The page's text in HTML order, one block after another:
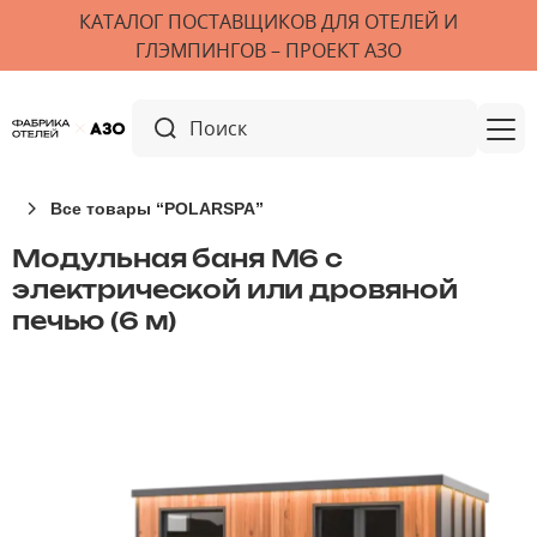
КАТАЛОГ ПОСТАВЩИКОВ ДЛЯ ОТЕЛЕЙ И
ГЛЭМПИНГОВ – ПРОЕКТ АЗО
Все товары “POLARSPA”
Модульная баня М6 с
электрической или дровяной
печью (6 м)